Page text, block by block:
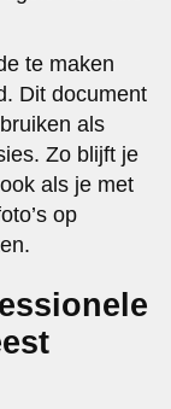
te maken
Dit document
als
Zo blijft je
als je met
op